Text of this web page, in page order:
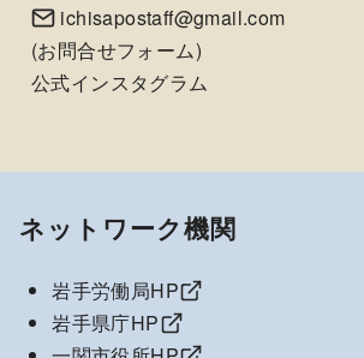
ichisapostaff@gmail.com
(お問合せフォーム)
公式インスタグラム
ネットワーク機関
岩手労働局HP
岩手県庁HP